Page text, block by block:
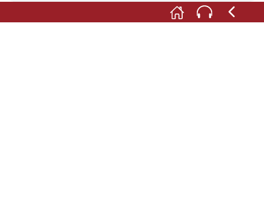
Einsatz, so wie zum Beispiel zu Allerheiligen.